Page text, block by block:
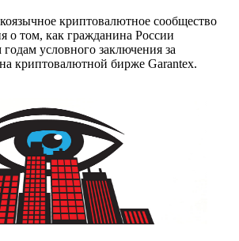
криптовалютное сообщество
о том, как гражданина России
условного заключения за
криптовалютной бирже Garantex.